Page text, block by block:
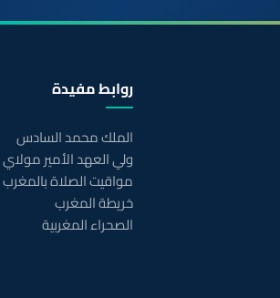
روابط مفيدة
الملك محمد السادس
ولي العهد الأمير
مواقيت الصلاة بالمغرب
خريطة المغرب
الصحراء المغربية